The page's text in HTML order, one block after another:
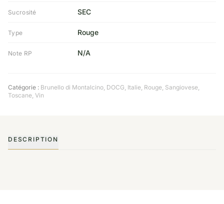
Sucrosité SEC
Type Rouge
Note RP N/A
Catégorie : Brunello di Montalcino, DOCG, Italie, Rouge, Sangiovese,
Toscane, Vin
DESCRIPTION